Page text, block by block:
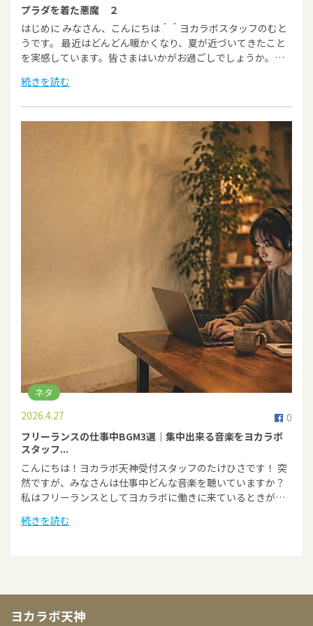
プラダを着た悪魔 ２
はじめに みなさん、こんにちは＾＾ヨカラボスタッフのむと
うです。 最近はどんどん暖かくなり、夏が近づいてきたこと
を実感しています。皆さまはいかがお過ごしでしょうか。…
続きを読む
ネタ
0
2026.4.27
フリーランスの仕事中BGM3選｜集中出来る音楽をヨカラボ
スタッフ...
こんにちは！ヨカラボ天神受付スタッフのたけひさです！ 突
然ですが、みなさんは仕事中どんな音楽を聴いていますか？
私はフリーランスとしてヨカラボに働きに来ているときが…
続きを読む
ヨカラボ天神